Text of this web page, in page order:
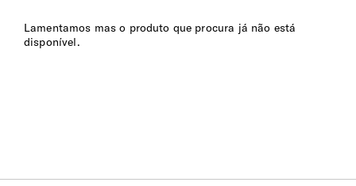
Lamentamos mas o produto que procura já não está
disponível.